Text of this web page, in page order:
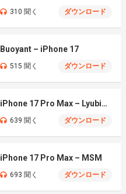
310 聞く ダウンロード
Buoyant – iPhone 17
515 聞く ダウンロード
iPhone 17 Pro Max – Lyubimka
639 聞く ダウンロード
iPhone 17 Pro Max – MSM
693 聞く ダウンロード